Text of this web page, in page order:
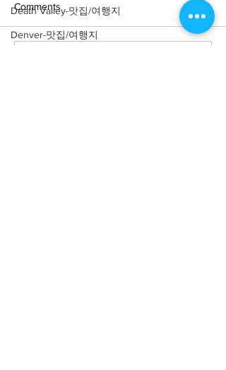
Death Valley-맛집/여행지
Denver-맛집/여행지
Comments